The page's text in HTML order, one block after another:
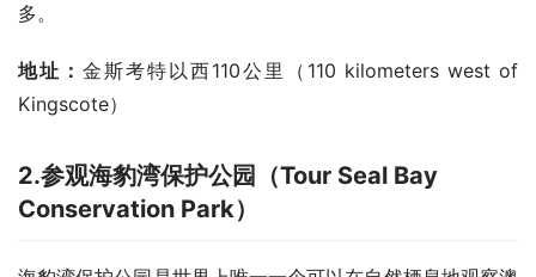
多。
地址： 金斯考特以西110公里（110 kilometers west of
Kingscote）
2.参观海豹湾保护公园（Tour Seal Bay
Conservation Park）